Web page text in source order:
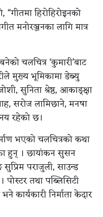
हिरोहिरोइनको
मनोरञ्जनका लागि मात्र
चलचित्र ‘कुमारी’बाट
मुख्य भूमिकामा डेब्यु
सुनिता श्रेष्ठ, आकाङ्क्षा
सरोज लामिछाने, मनषा
रहेको छ।
भएको चलचित्रको कथा
हुन् । छायांकन सुसन
पराजुली, साउन्ड
पोस्टर तथा पब्लिसिटी
कार्यकारी निर्माता केदार